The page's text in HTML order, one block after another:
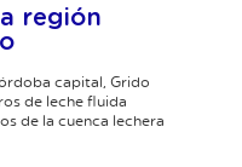
región
capital, Grido
de leche fluida
de la cuenca lechera